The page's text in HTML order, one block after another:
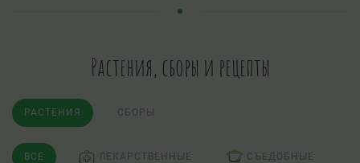
Растения, сборы и рецепты
РАСТЕНИЯ СБОРЫ
ВСЕ ЛЕКАРСТВЕННЫЕ СЪЕДОБНЫЕ